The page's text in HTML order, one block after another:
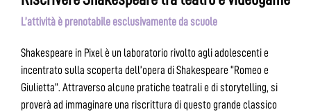
L’attività è prenotabile esclusivamente da scuole
Shakespeare in Pixel è un laboratorio rivolto agli adolescenti e
incentrato sulla scoperta dell’opera di Shakespeare “Romeo e
Giulietta”. Attraverso alcune pratiche teatrali e di storytelling, si
proverà ad immaginare una riscrittura di questo grande classico